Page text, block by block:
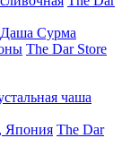
Даша Сурма
The Dar Store
чаша
Япония The Dar